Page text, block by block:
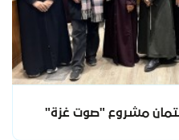
مشروع "صوت غزة"